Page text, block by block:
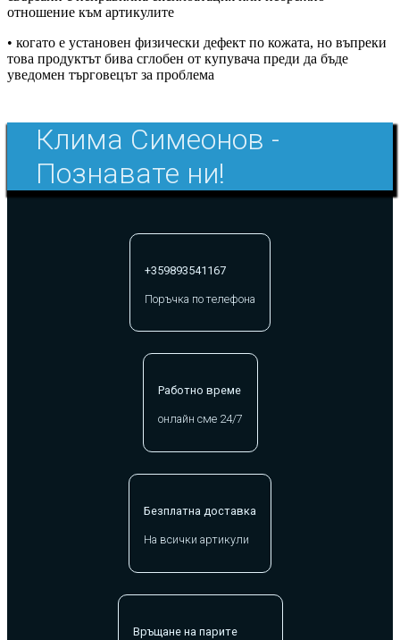
отношение към артикулите
• когато е установен физически дефект по кожата, но въпреки
това продуктът бива сглобен от купувача преди да бъде
уведомен търговецът за проблема
Клима Симеонов -
Познавате ни!
+359893541167
Поръчка по телефона
Работно време
онлайн сме 24/7
Безплатна доставка
На всички артикули
Връщане на парите